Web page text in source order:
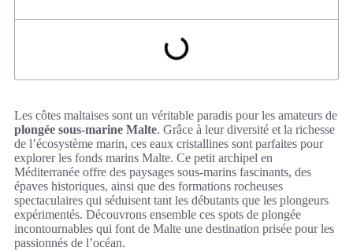
Les côtes maltaises sont un véritable paradis pour les amateurs de
plongée sous-marine Malte. Grâce à leur diversité et la richesse
de l’écosystème marin, ces eaux cristallines sont parfaites pour
explorer les fonds marins Malte. Ce petit archipel en
Méditerranée offre des paysages sous-marins fascinants, des
épaves historiques, ainsi que des formations rocheuses
spectaculaires qui séduisent tant les débutants que les plongeurs
expérimentés. Découvrons ensemble ces spots de plongée
incontournables qui font de Malte une destination prisée pour les
passionnés de l’océan.